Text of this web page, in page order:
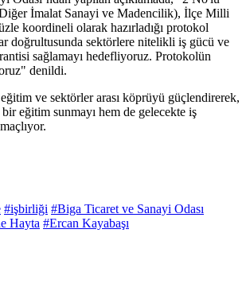
İmalat Sanayi ve Madencilik), İlçe Milli
koordineli olarak hazırladığı protokol
doğrultusunda sektörlere nitelikli iş gücü ve
sağlamayı hedefliyoruz. Protokolün
denildi.
ve sektörler arası köprüyü güçlendirerek,
eğitim sunmayı hem de gelecekte iş
#işbirliği #Biga Ticaret ve Sanayi Odası
Hayta #Ercan Kayabaşı